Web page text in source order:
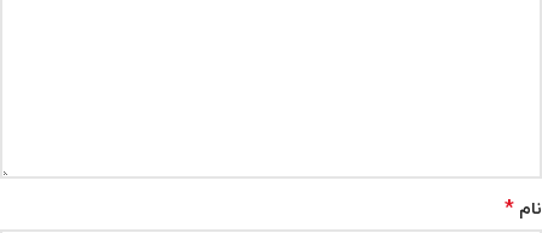
نام *